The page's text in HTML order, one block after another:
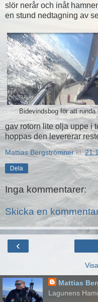
slör nerår och inåt
en stund nedtagning av
Bidevindsbog för att runda
gav rotorn lite olja uppe i
hoppas den levererar
Mattias Bergströmner kl.
Dela
Inga kommentarer:
Skicka en
‹
Mattias
Lagunens